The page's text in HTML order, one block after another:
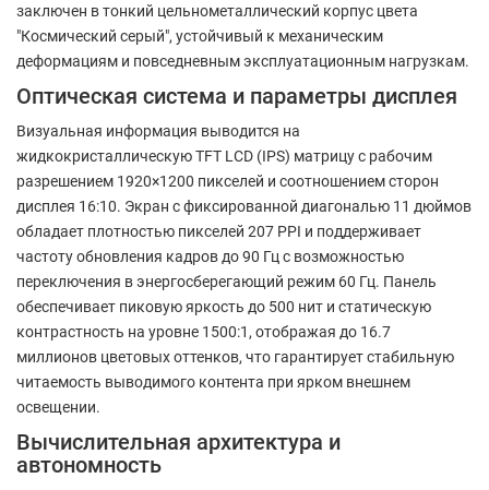
заключен в тонкий цельнометаллический корпус цвета
"Космический серый", устойчивый к механическим
деформациям и повседневным эксплуатационным нагрузкам.
Оптическая система и параметры дисплея
Визуальная информация выводится на
жидкокристаллическую TFT LCD (IPS) матрицу с рабочим
разрешением 1920×1200 пикселей и соотношением сторон
дисплея 16:10. Экран с фиксированной диагональю 11 дюймов
обладает плотностью пикселей 207 PPI и поддерживает
частоту обновления кадров до 90 Гц с возможностью
переключения в энергосберегающий режим 60 Гц. Панель
обеспечивает пиковую яркость до 500 нит и статическую
контрастность на уровне 1500:1, отображая до 16.7
миллионов цветовых оттенков, что гарантирует стабильную
читаемость выводимого контента при ярком внешнем
освещении.
Вычислительная архитектура и
автономность